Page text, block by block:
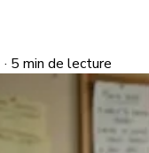
· 5 min de lecture